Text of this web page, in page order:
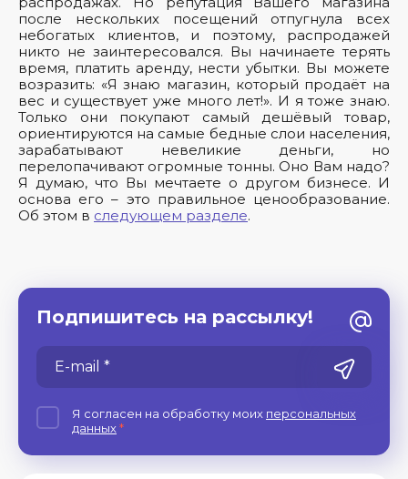
после нескольких посещений отпугнула всех
небогатых клиентов, и поэтому, распродажей
никто не заинтересовался. Вы начинаете терять
время, платить аренду, нести убытки. Вы можете
возразить: «Я знаю магазин, который продаёт на
вес и существует уже много лет!». И я тоже знаю.
Только они покупают самый дешёвый товар,
ориентируются на самые бедные слои населения,
зарабатывают невеликие деньги, но
перелопачивают огромные тонны. Оно Вам надо?
Я думаю, что Вы мечтаете о другом бизнесе. И
основа его – это правильное ценообразование.
Об этом в следующем разделе.
Подпишитесь на рассылку!
Я согласен на обработку моих персональных
данных*